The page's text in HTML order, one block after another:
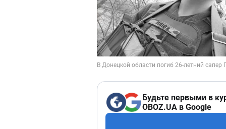
Будьте первыми в
OBOZ.UA в Google